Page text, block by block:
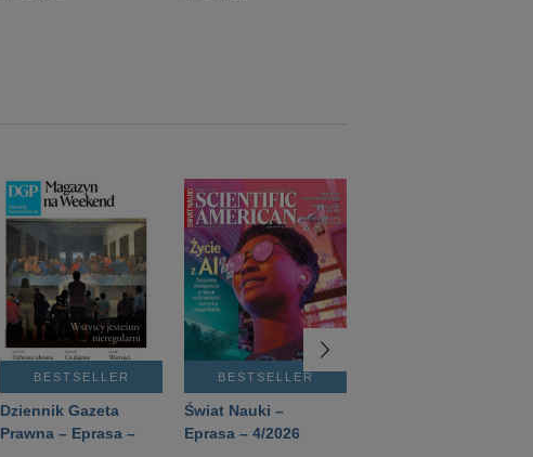
BESTSELLER
Dziennik Gazeta
Prawna – Eprasa –
BESTSELLER
Świat Nauki –
Eprasa – 4/2026